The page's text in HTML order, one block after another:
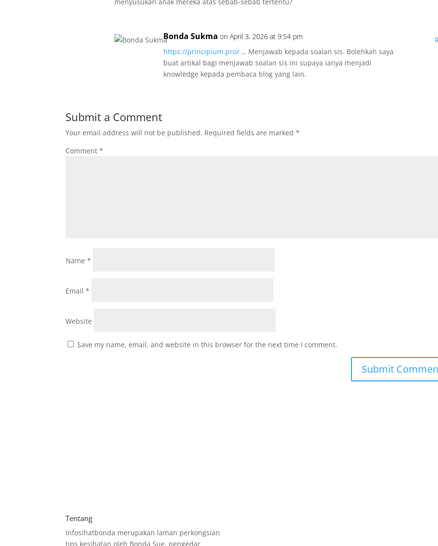
Bonda Sukma on April 3, 2026 at 9:54 pm
https://principium.pro/ … Menjawab kepada soalan sis. Bolehkah saya
buat artikal bagi menjawab soalan sis ini supaya ianya menjadi
knowledge kepada pembaca blog yang lain.
Submit a Comment
Your email address will not be published. Required fields are marked*
Comment*
Name*
Email*
Website
Save my name, email, and website in this browser for the next time I comment.
Tentang
Infosihatbonda merupakan laman perkongsian
tips kesihatan oleh Bonda Sue, pengedar